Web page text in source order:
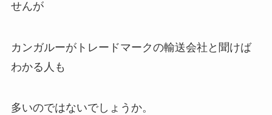
せんが
カンガルーがトレードマークの輸送会社と聞けば
わかる人も
多いのではないでしょうか。